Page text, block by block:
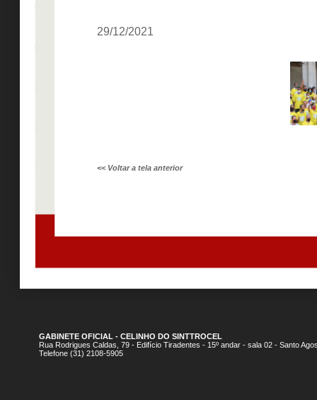
29/12/2021
<< Voltar a tela anterior
GABINETE OFICIAL - CELINHO DO SINTTROCEL
Rua Rodrigues Caldas, 79 - Edifício Tiradentes - 15º andar - sala 02 - Santo
Telefone (31) 2108-5905